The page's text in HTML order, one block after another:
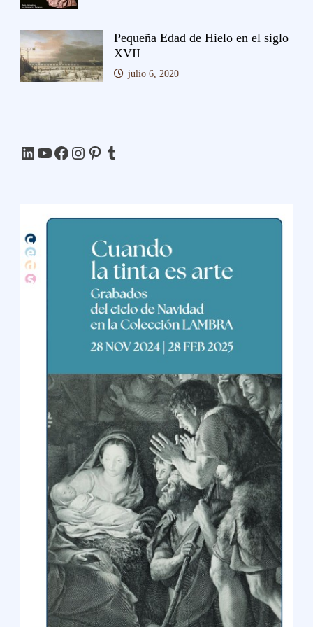
Pequeña Edad de Hielo en el siglo
XVII
julio 6, 2020
LinkedIn
YouTube
Facebook
Instagram
Pinterest
Tumblr